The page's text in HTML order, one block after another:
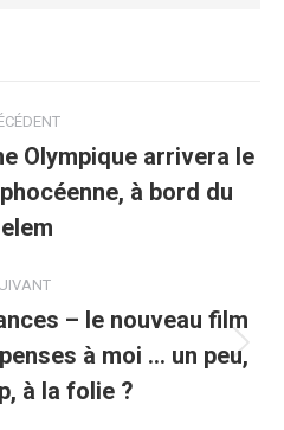
Olympique arrivera le
à bord du
– le nouveau film
à moi … un peu,
à la folie ?